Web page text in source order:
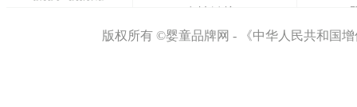
免责声明
版权所有 ©婴童品牌网 - 《中华人民共和国